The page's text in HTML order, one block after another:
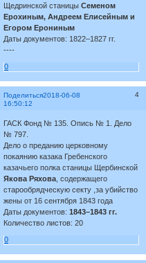
Щедринской станицыСеменом
Ерохиным, Андреем Елисейным и
Егором Ерониным
Даты документов: 1822–1827 гг.
----
0
Поделиться 4
2018-06-08
16:50:12
ГАСК Фонд № 135. Опись № 1. Дело
№ 797.
Дело о преданию церковному
покаянию казака Гребенского
казачьего полка станицы Щербинской
Якова Ряхова , содержащего
старообрядческую секту ,за убийство
жены от 16 сентября 1843 года
Даты документов:1843–1843 гг.
Количество листов: 20
0